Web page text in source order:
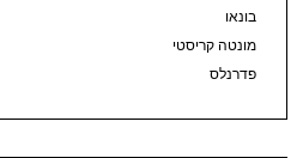
בונאו
מונטה קריסטי
פדרנלס